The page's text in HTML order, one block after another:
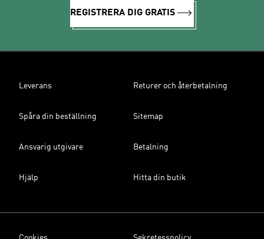
REGISTRERA DIG GRATIS
Leverans Returer och återbetalning
Spåra din beställning Sitemap
Ansvarig utgivare Betalning
Hjälp Hitta din butik